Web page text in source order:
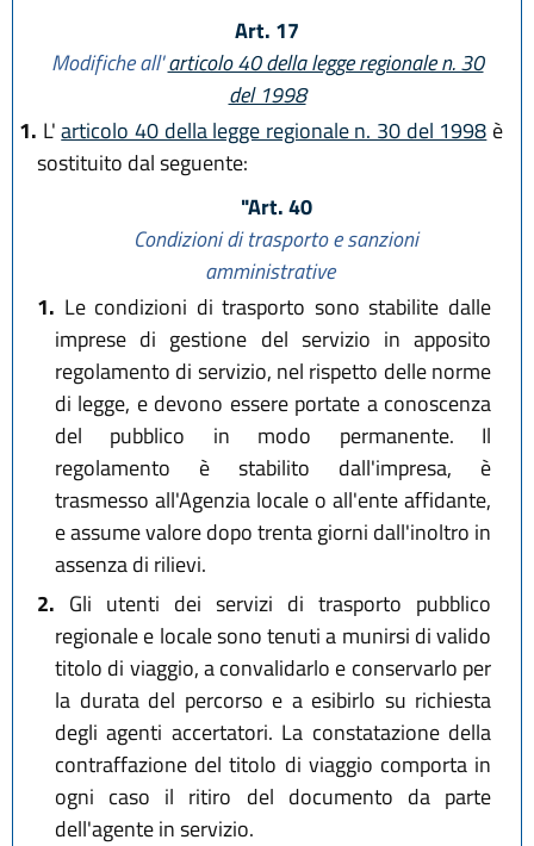
Art. 17
Modifiche all'articolo 40 della legge regionale n. 30
del 1998
1. L'articolo 40 della legge regionale n. 30 del 1998 è
sostituito dal seguente:
"Art. 40
Condizioni di trasporto e sanzioni
amministrative
1. Le condizioni di trasporto sono stabilite dalle
imprese di gestione del servizio in apposito
regolamento di servizio, nel rispetto delle norme
di legge, e devono essere portate a conoscenza
del pubblico in modo permanente. Il
regolamento è stabilito dall'impresa, è
trasmesso all'Agenzia locale o all'ente affidante,
e assume valore dopo trenta giorni dall'inoltro in
assenza di rilievi.
2. Gli utenti dei servizi di trasporto pubblico
regionale e locale sono tenuti a munirsi di valido
titolo di viaggio, a convalidarlo e conservarlo per
la durata del percorso e a esibirlo su richiesta
degli agenti accertatori. La constatazione della
contraffazione del titolo di viaggio comporta in
ogni caso il ritiro del documento da parte
dell'agente in servizio.